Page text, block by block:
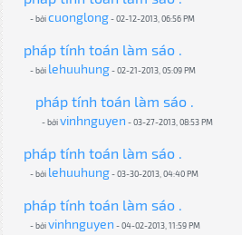
- bởicuonglong- 02-12-2013, 06:56 PM
pháp tính toán làm sáo .
- bởi lehuuhung- 02-21-2013, 05:09 PM
pháp tính toán làm sáo .
- bởivinhnguyen - 03-27-2013, 08:53 PM
pháp tính toán làm sáo .
- bởi lehuuhung- 03-30-2013, 04:40 PM
pháp tính toán làm sáo .
- bởivinhnguyen - 04-02-2013, 11:59 PM